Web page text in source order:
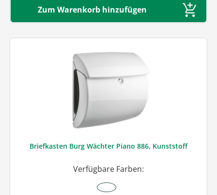
Zum Warenkorb hinzufügen
Briefkasten Burg Wächter Piano 886, Kunststoff
Verfügbare Farben: